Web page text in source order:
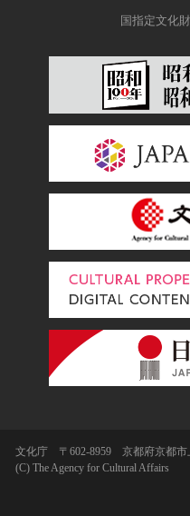
国指定文化
文化庁 〒602-8959 京都府京都市
(C) The Agency for Cultural Affairs